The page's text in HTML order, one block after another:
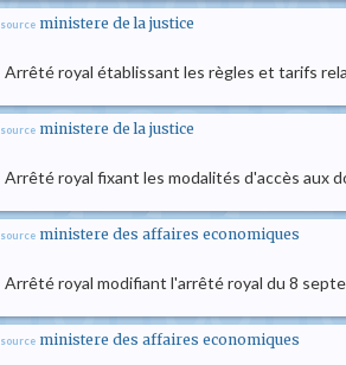
source ministere de la justice
Arrêté royal établissant les règles et tarifs
source ministere de la justice
Arrêté royal fixant les modalités d'accès aux
source ministere des affaires economiques
Arrêté royal modifiant l'arrêté royal du 8
source ministere des affaires economiques